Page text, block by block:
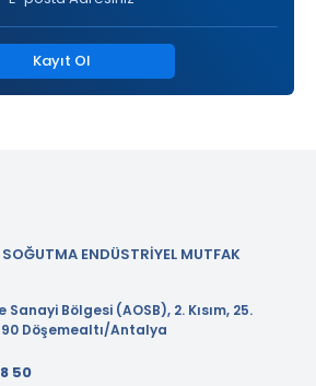
Kayıt Ol
ENDÜSTRİYEL MUTFAK
Bölgesi (AOSB), 2. Kısım, 25.
Döşemealtı/Antalya
50